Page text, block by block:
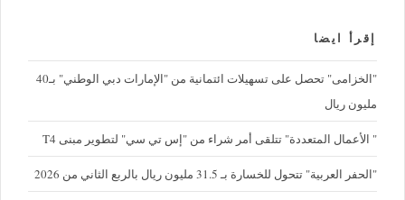
إقرأ ايضا
"الخزامى" تحصل على تسهيلات ائتمانية من "الإمارات دبي الوطني" بـ40
مليون ريال
" الأعمال المتعددة" تتلقى أمر شراء من "إس تي سي" لتطوير مبنى T4
"الحفر العربية" تتحول للخسارة بـ 31.5 مليون ريال بالربع الثاني من 2026